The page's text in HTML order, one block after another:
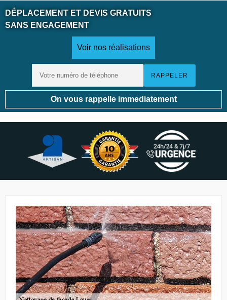
DÉPLACEMENT ET DEVIS GRATUITS
SANS ENGAGEMENT
Voir nos réalisations
On vous rappelle immediatement